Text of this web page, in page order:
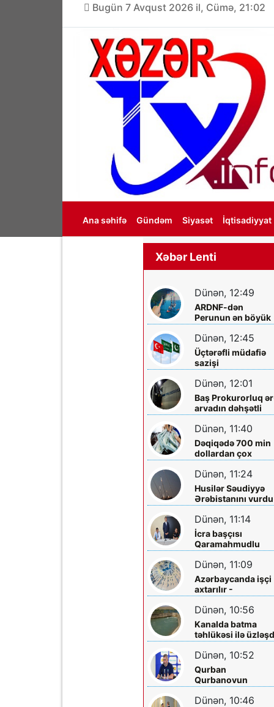
Bugün 7 Avqust 2026 il, Cümə, 21:02
Ana səhifə Gündəm Siyasət İqtisadiyyat
Xəbər Lenti
Dünən, 12:49
ARDNF-dən
Perunun ən böyük
şirkətinə
Dünən, 12:45
Üçtərəfli müdafiə
sazişi
imzalayacaqlar
Dünən, 12:01
Baş Prokurorluq
arvadın dəhşətli
ölümü ilə bağlı -
Məlumat yaydı
Dünən, 11:40
Dəqiqədə 700 min
dollardan çox
qazanıblar…
Dünən, 11:24
Husilər Səudiyyə
Ərəbistanını
Yaralılar var
Dünən, 11:14
İcra başçısı
Qaramahmudlu
sakinləri ilə
Dünən, 11:09
Azərbaycanda işçi
axtarılır -
Əməkhaqqı 10 min
manatdır
Dünən, 10:56
Kanalda batma
təhlükəsi ilə
- Xilas edildi
Dünən, 10:52
Qurban
Qurbanovun
qəzəbinin qarşılığı
nə olacaq?
Dünən, 10:46